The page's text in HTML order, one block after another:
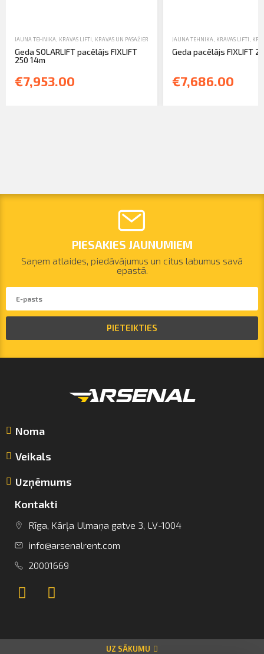
info@arsenalrent.com
+37120001669
JAUNA TEHNIKA KRAVAS LIFTI KRAVAS UN PASAŽIERU LIFTI
Geda SOLARLIFT pacēlājs FIXLIFT
250 14m
€7,953.00
JAUNA TEHNIKA KRAVAS LIFTI
Geda pacēlājs FIXLIFT
€7,686.00
PIESAKIES JAUNUMIEM
Saņem atlaides, piedāvājumus un citus labumus savā
epastā.
PIETEIKTIES
Noma
Veikals
Uzņēmums
Kontakti
Rīga, Kārļa Ulmaņa gatve 3, LV-1004
info@arsenalrent.com
20001669
UZ SĀKUMU